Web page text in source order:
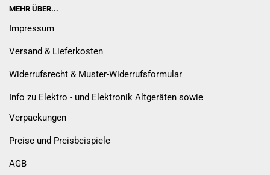
MEHR ÜBER...
Impressum
Versand & Lieferkosten
Widerrufsrecht & Muster-Widerrufsformular
Info zu Elektro - und Elektronik Altgeräten sowie
Verpackungen
Preise und Preisbeispiele
AGB